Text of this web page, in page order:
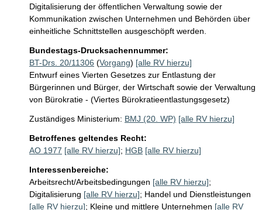
Digitalisierung der öffentlichen Verwaltung sowie der
Kommunikation zwischen Unternehmen und Behörden über
einheitliche Schnittstellen ausgeschöpft werden.
Bundestags-Drucksachennummer:
BT-Drs. 20/11306 (Vorgang) [alle RV hierzu]
Entwurf eines Vierten Gesetzes zur Entlastung der
Bürgerinnen und Bürger, der Wirtschaft sowie der Verwaltung
von Bürokratie - (Viertes Bürokratieentlastungsgesetz)
Zuständiges Ministerium: BMJ (20. WP) [alle RV hierzu]
Betroffenes geltendes Recht:
AO 1977 [alle RV hierzu]; HGB [alle RV hierzu]
Interessenbereiche:
Arbeitsrecht/Arbeitsbedingungen [alle RV hierzu];
Digitalisierung [alle RV hierzu]; Handel und Dienstleistungen
[alle RV hierzu]; Kleine und mittlere Unternehmen [alle RV